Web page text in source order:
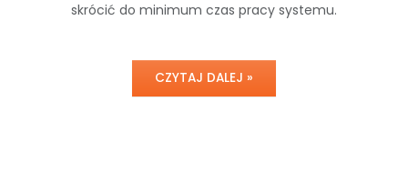
skrócić do minimum czas pracy systemu.
CZYTAJ DALEJ »